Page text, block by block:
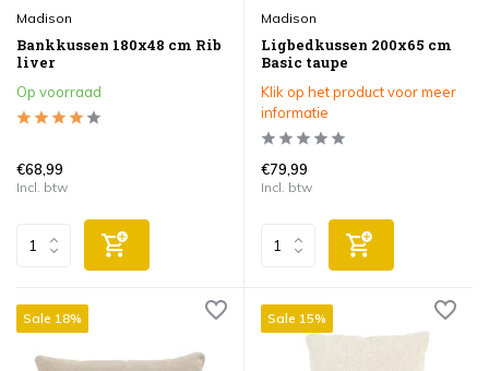
Madison
Bankkussen 180x48 cm Rib
liver
Op voorraad
€68,99
Incl. btw
Madison
Ligbedkussen 200x65 cm
Basic taupe
Klik op het product voor meer
informatie
€79,99
Incl. btw
Sale 18% Sale 15%